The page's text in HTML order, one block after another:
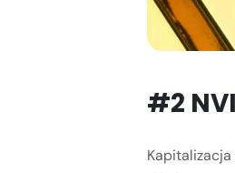
#2
Kapitalizacja